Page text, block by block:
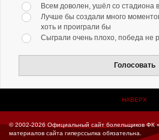
Всем доволен, ушёл со стадиона
Лучше бы создали много
хоть и проиграли бы
Сыграли очень плохо, победа не
Голосовать
НАВЕРХ
© 2002-2026 Официальный сайт болельщиков ФК
материалов сайта гиперссылка обязательна.